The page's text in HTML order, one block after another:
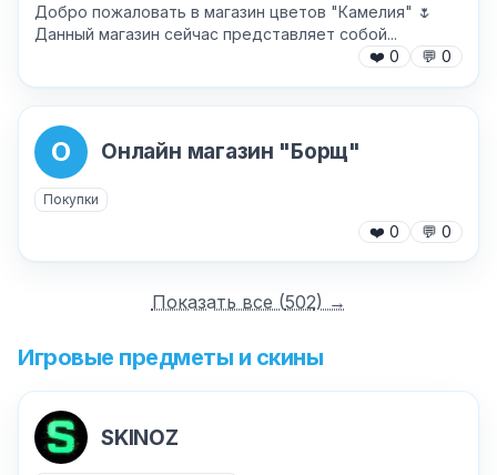
Добро пожаловать в магазин цветов "Камелия" 🌷
Данный магазин сейчас представляет собой...
❤️ 0 💬 0
О Онлайн магазин "Борщ"
Покупки
❤️ 0 💬 0
Показать все (502) →
Игровые предметы и скины
SKINOZ